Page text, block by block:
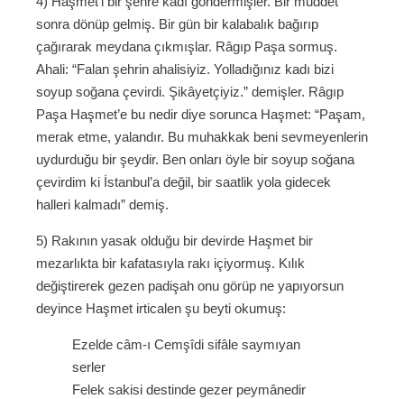
sonra dönüp gelmiş. Bir gün bir kalabalık bağırıp
çağırarak meydana çıkmışlar. Râgıp Paşa sormuş.
Ahali: “Falan şehrin ahalisiyiz. Yolladığınız kadı bizi
soyup soğana çevirdi. Şikâyetçiyiz.” demişler. Râgıp
Paşa Haşmet’e bu nedir diye sorunca Haşmet: “Paşam,
merak etme, yalandır. Bu muhakkak beni sevmeyenlerin
uydurduğu bir şeydir. Ben onları öyle bir soyup soğana
çevirdim ki İstanbul’a değil, bir saatlik yola gidecek
halleri kalmadı” demiş.
5) Rakının yasak olduğu bir devirde Haşmet bir
mezarlıkta bir kafatasıyla rakı içiyormuş. Kılık
değiştirerek gezen padişah onu görüp ne yapıyorsun
deyince Haşmet irticalen şu beyti okumuş:
Ezelde câm-ı Cemşîdi sifâle saymıyan
serler
Felek sakisi destinde gezer peymânedir